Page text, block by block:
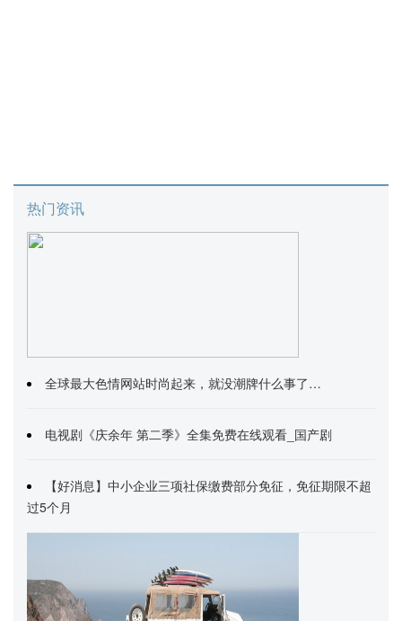
热门资讯
全球最大色情网站时尚起来，就没潮牌什么事了…
电视剧《庆余年 第二季》全集免费在线观看_国产剧
【好消息】中小企业三项社保缴费部分免征，免征期限不超
过5个月